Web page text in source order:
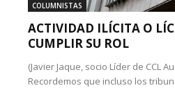
COLUMNISTAS
ACTIVIDAD ILÍCITA O
CUMPLIR SU ROL
(Javier Jaque, socio Líder de CCL
Recordemos que incluso los